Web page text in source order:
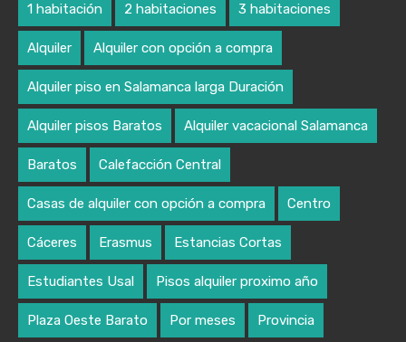
1 habitación 2 habitaciones 3 habitaciones
Alquiler Alquiler con opción a compra
Alquiler piso en Salamanca larga Duración
Alquiler pisos Baratos Alquiler vacacional Salamanca
Baratos Calefacción Central
Casas de alquiler con opción a compra Centro
Cáceres Erasmus Estancias Cortas
Estudiantes Usal Pisos alquiler proximo año
Plaza Oeste Barato Por meses Provincia